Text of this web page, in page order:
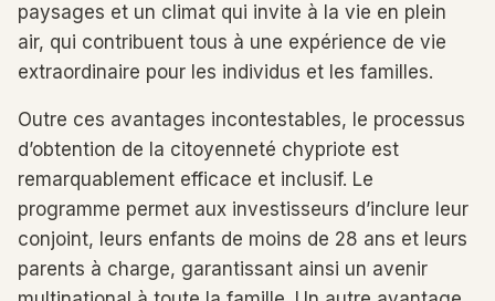
paysages et un climat qui invite à la vie en plein
air, qui contribuent tous à une expérience de vie
extraordinaire pour les individus et les familles.
Outre ces avantages incontestables, le processus
d’obtention de la citoyenneté chypriote est
remarquablement efficace et inclusif. Le
programme permet aux investisseurs d’inclure leur
conjoint, leurs enfants de moins de 28 ans et leurs
parents à charge, garantissant ainsi un avenir